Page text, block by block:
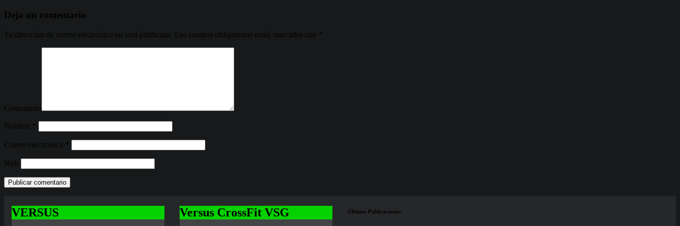
Deja un comentario
Tu dirección de correo electrónico no será publicada. Los campos obligatorios están marcados con
Comentario
Nombre
Correo electrónico
Web
VERSUS Versus CrossFit VSG Últimas Publicaciones